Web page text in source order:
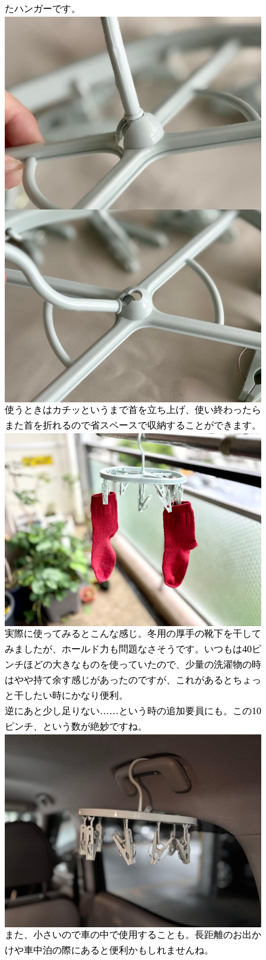
たハンガーです。
使うときはカチッというまで首を立ち上げ、使い終わったら
また首を折れるので省スペースで収納することができます。
実際に使ってみるとこんな感じ。冬用の厚手の靴下を干して
みましたが、ホールド力も問題なさそうです。いつもは40ピ
ンチほどの大きなものを使っていたので、少量の洗濯物の時
はやや持て余す感じがあったのですが、これがあるとちょっ
と干したい時にかなり便利。
逆にあと少し足りない……という時の追加要員にも。この10
ピンチ、という数が絶妙ですね。
また、小さいので車の中で使用することも。長距離のお出か
けや車中泊の際にあると便利かもしれませんね。